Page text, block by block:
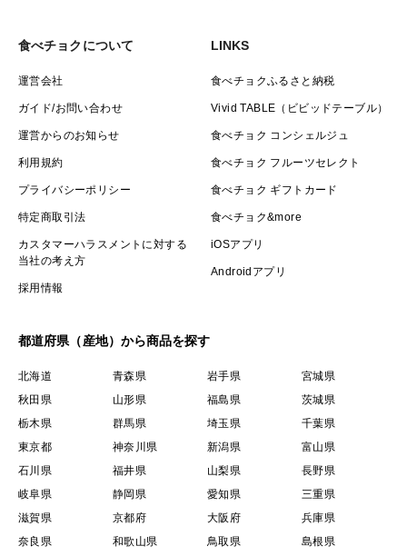
食べチョクについて
運営会社
ガイド/お問い合わせ
運営からのお知らせ
利用規約
プライバシーポリシー
特定商取引法
カスタマーハラスメントに対する
当社の考え方
採用情報
LINKS
食べチョクふるさと納税
Vivid TABLE（ビビッドテーブル）
食べチョク コンシェルジュ
食べチョク フルーツセレクト
食べチョク ギフトカード
食べチョク&more
iOSアプリ
Androidアプリ
都道府県（産地）から商品を探す
北海道 青森県 岩手県
宮城県
秋田県
山形県 福島県
茨城県
栃木県
群馬県 埼玉県
千葉県
東京都
神奈川県 新潟県
富山県
石川県
福井県 山梨県
長野県
岐阜県
静岡県 愛知県
三重県
滋賀県
京都府 大阪府
兵庫県
奈良県
和歌山県 鳥取県 島根県